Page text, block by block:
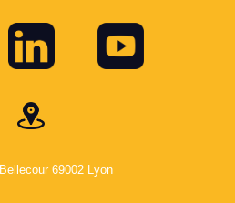
69002 Lyon